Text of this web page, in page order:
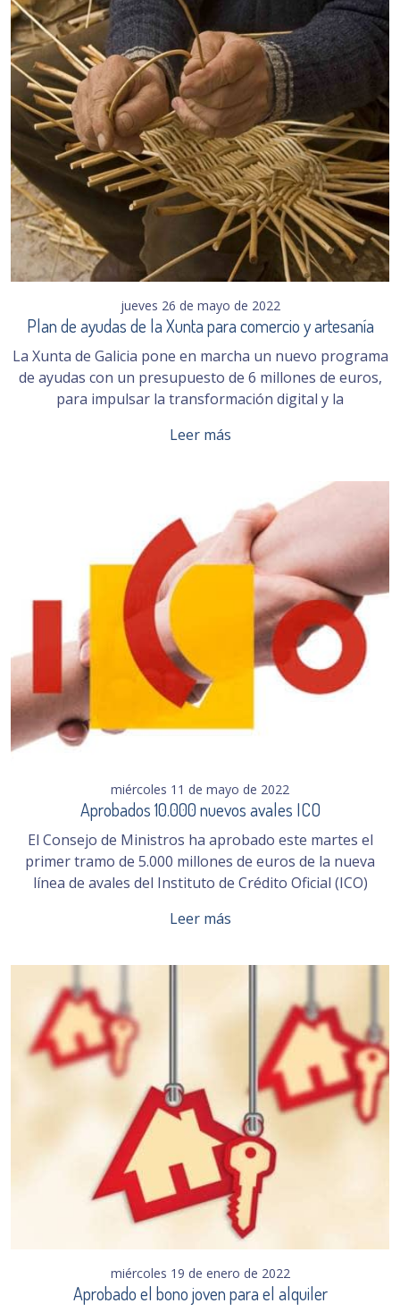
jueves 26 de mayo de 2022
Plan de ayudas de la Xunta para comercio y artesanía
La Xunta de Galicia pone en marcha un nuevo programa
de ayudas con un presupuesto de 6 millones de euros,
para impulsar la transformación digital y la
Leer más
miércoles 11 de mayo de 2022
Aprobados 10.000 nuevos avales ICO
El Consejo de Ministros ha aprobado este martes el
primer tramo de 5.000 millones de euros de la nueva
línea de avales del Instituto de Crédito Oficial (ICO)
Leer más
miércoles 19 de enero de 2022
Aprobado el bono joven para el alquiler